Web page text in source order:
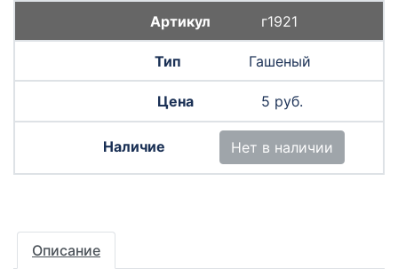
г1921
Гашеный
5 руб.
Нет в наличии
Описание